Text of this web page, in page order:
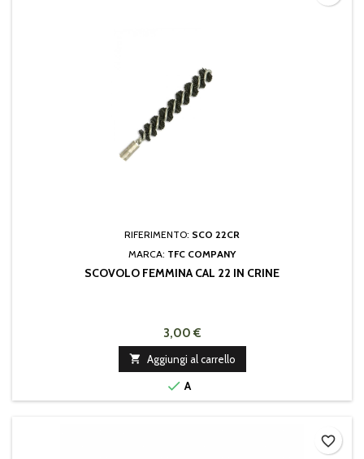
RIFERIMENTO: SCO 22CR
MARCA: TFC COMPANY
SCOVOLO FEMMINA CAL 22 IN CRINE
3,00 €
 Aggiungi al carrello
 A
favorite_border